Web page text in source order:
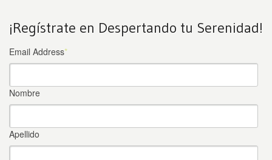
¡Regístrate en Despertando tu Serenidad!
Email Address*
Nombre
Apellido